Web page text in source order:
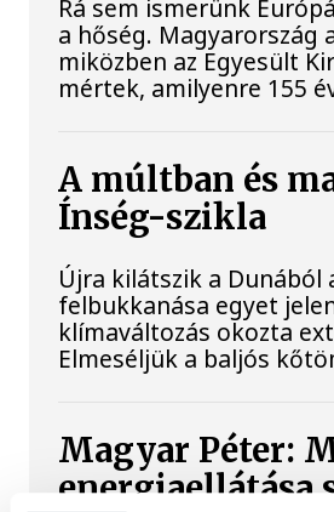
Rá sem ismerünk
a hőség.
miközben az Egyesült
mértek, amilyenre 155
A múltban és
Ínség-szikla
Újra kilátszik a Dunából
felbukkanása egyet
klímaváltozás okozta
Elmeséljük a baljós
Magyar Péter:
energiaellátása